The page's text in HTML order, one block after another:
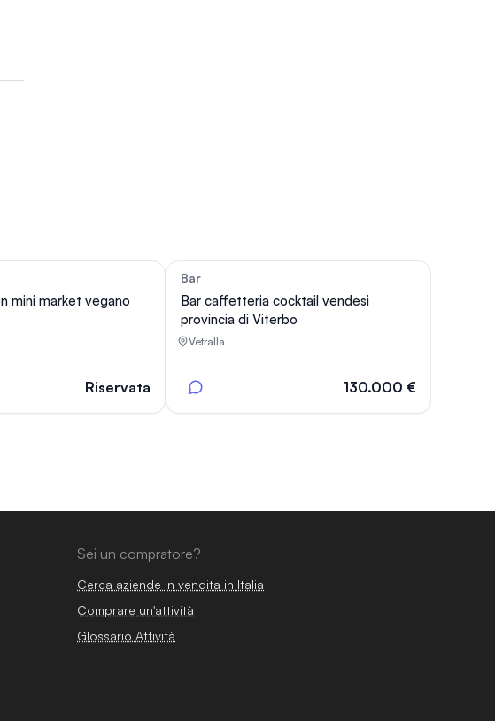
mini market vegano
Riservata
Bar
Bar caffetteria cocktail vendesi
provincia di Viterbo
Vetralla
130.000 €
Sei un compratore?
Cerca aziende in vendita in Italia
Comprare un'attività
Glossario Attività